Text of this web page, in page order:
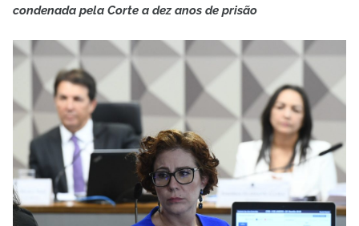
condenada pela Corte a dez anos de prisão